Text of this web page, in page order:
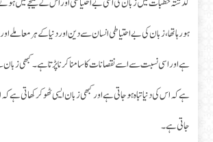
ہورہا تھا، زبان کی بے احتیاطی انسان سے دین اور دنیا کے ہر معاملے
ہے اور اسی نسبت سے اسے نقصانات کا سامنا کرنا پڑتا ہے۔ کبھی
ہے کہ اس کی دنیا تباہ ہو جاتی ہے اور کبھی زبان ایسی ٹھوکر کھاتی ہے
جاتی ہے۔